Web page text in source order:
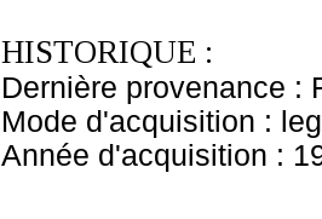
HISTORIQUE :
Dernière provenance :
Mode d'acquisition :
Année d'acquisition :